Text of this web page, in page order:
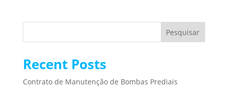
Pesquisar
Recent Posts
Contrato de Manutenção de Bombas Prediais